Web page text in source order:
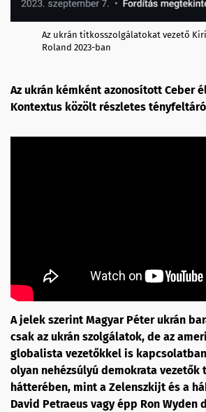
Az ukrán titkosszolgálatokat vezető
Roland 2023-ban
Az ukrán kémként azonosított Ceber
Kontextus közölt részletes
A jelek szerint Magyar Péter ukrán
csak az ukrán szolgálatok, de az
globalista vezetőkkel is
olyan nehézsúlyú demokrata vezetők
hátterében, mint a Zelenszkijt és a
David Petraeus vagy épp Ron Wyden